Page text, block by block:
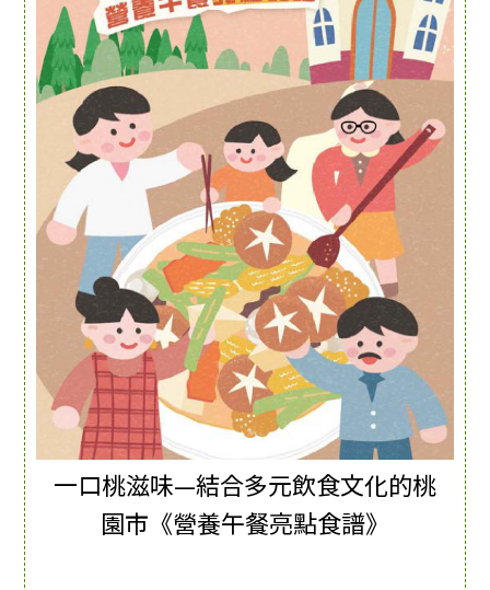
一口桃滋味—結合多元飲食文化的桃
園市《營養午餐亮點食譜》